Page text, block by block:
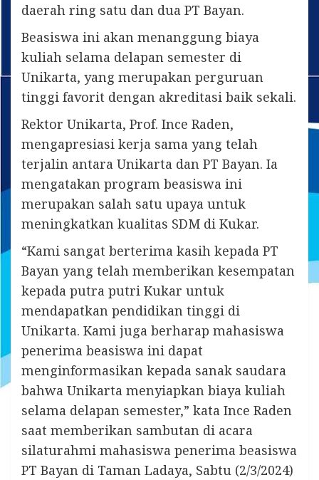
daerah ring satu dan dua PT Bayan.
Beasiswa ini akan menanggung biaya
kuliah selama delapan semester di
Unikarta, yang merupakan perguruan
tinggi favorit dengan akreditasi baik sekali.
Rektor Unikarta, Prof. Ince Raden,
mengapresiasi kerja sama yang telah
terjalin antara Unikarta dan PT Bayan. Ia
mengatakan program beasiswa ini
merupakan salah satu upaya untuk
meningkatkan kualitas SDM di Kukar.
“Kami sangat berterima kasih kepada PT
Bayan yang telah memberikan kesempatan
kepada putra putri Kukar untuk
mendapatkan pendidikan tinggi di
Unikarta. Kami juga berharap mahasiswa
penerima beasiswa ini dapat
menginformasikan kepada sanak saudara
bahwa Unikarta menyiapkan biaya kuliah
selama delapan semester,” kata Ince Raden
saat memberikan sambutan di acara
silaturahmi mahasiswa penerima beasiswa
PT Bayan di Taman Ladaya, Sabtu (2/3/2024)